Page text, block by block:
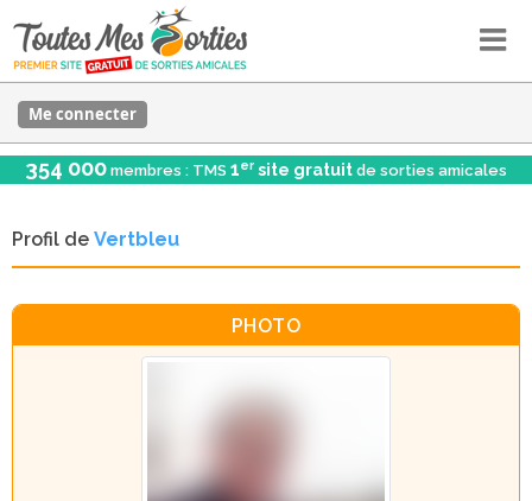
Me connecter
354 000 membres : TMS 1er site gratuit de sorties amicales
Profil de Vertbleu
PHOTO